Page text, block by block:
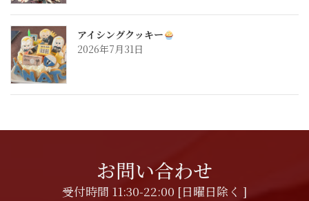
アイシングクッキー
2026年7月31日
お問い合わせ
受付時間 11:30-22:00 [日曜日除く ]